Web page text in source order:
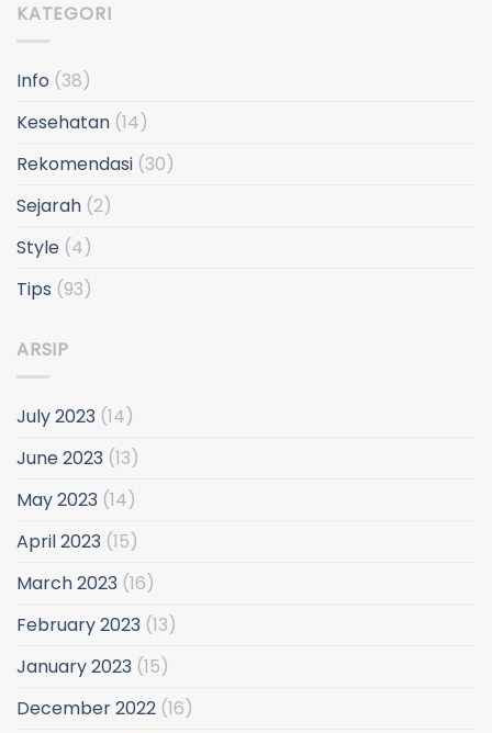
KATEGORI
Info (38)
Kesehatan (14)
Rekomendasi (30)
Sejarah (2)
Style (4)
Tips (93)
ARSIP
July 2023 (14)
June 2023 (13)
May 2023 (14)
April 2023 (15)
March 2023 (16)
February 2023 (13)
January 2023 (15)
December 2022 (16)